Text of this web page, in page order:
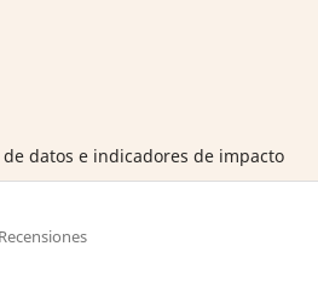
de datos e indicadores de impacto
Recensiones